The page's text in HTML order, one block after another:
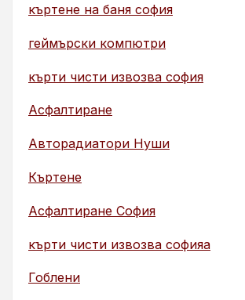
къртене на баня софия
геймърски компютри
кърти чисти извозва софия
Асфалтиране
Авторадиатори Нуши
Къртене
Асфалтиране София
кърти чисти извозва софияа
Гоблени